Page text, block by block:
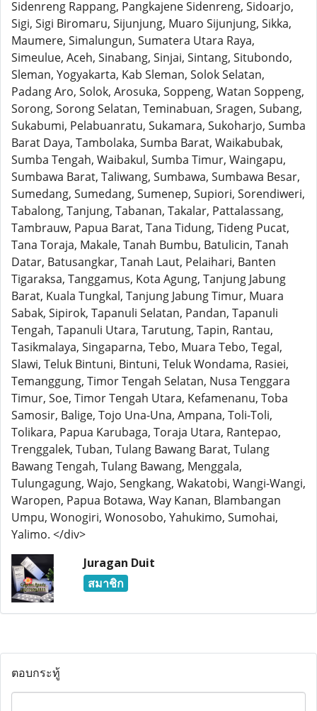
Sidenreng Rappang, Pangkajene Sidenreng, Sidoarjo,
Sigi, Sigi Biromaru, Sijunjung, Muaro Sijunjung, Sikka,
Maumere, Simalungun, Sumatera Utara Raya,
Simeulue, Aceh, Sinabang, Sinjai, Sintang, Situbondo,
Sleman, Yogyakarta, Kab Sleman, Solok Selatan,
Padang Aro, Solok, Arosuka, Soppeng, Watan Soppeng,
Sorong, Sorong Selatan, Teminabuan, Sragen, Subang,
Sukabumi, Pelabuanratu, Sukamara, Sukoharjo, Sumba
Barat Daya, Tambolaka, Sumba Barat, Waikabubak,
Sumba Tengah, Waibakul, Sumba Timur, Waingapu,
Sumbawa Barat, Taliwang, Sumbawa, Sumbawa Besar,
Sumedang, Sumedang, Sumenep, Supiori, Sorendiweri,
Tabalong, Tanjung, Tabanan, Takalar, Pattalassang,
Tambrauw, Papua Barat, Tana Tidung, Tideng Pucat,
Tana Toraja, Makale, Tanah Bumbu, Batulicin, Tanah
Datar, Batusangkar, Tanah Laut, Pelaihari, Banten
Tigaraksa, Tanggamus, Kota Agung, Tanjung Jabung
Barat, Kuala Tungkal, Tanjung Jabung Timur, Muara
Sabak, Sipirok, Tapanuli Selatan, Pandan, Tapanuli
Tengah, Tapanuli Utara, Tarutung, Tapin, Rantau,
Tasikmalaya, Singaparna, Tebo, Muara Tebo, Tegal,
Slawi, Teluk Bintuni, Bintuni, Teluk Wondama, Rasiei,
Temanggung, Timor Tengah Selatan, Nusa Tenggara
Timur, Soe, Timor Tengah Utara, Kefamenanu, Toba
Samosir, Balige, Tojo Una-Una, Ampana, Toli-Toli,
Tolikara, Papua Karubaga, Toraja Utara, Rantepao,
Trenggalek, Tuban, Tulang Bawang Barat, Tulang
Bawang Tengah, Tulang Bawang, Menggala,
Tulungagung, Wajo, Sengkang, Wakatobi, Wangi-Wangi,
Waropen, Papua Botawa, Way Kanan, Blambangan
Umpu, Wonogiri, Wonosobo, Yahukimo, Sumohai,
Yalimo. </div>
Juragan Duit
สมาชิก
ตอบกระทู้